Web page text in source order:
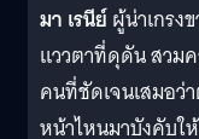
มา เรนีย์ผู้น่าเกร
แววตาที่ดุดัน สวม
คนที่ชัดเจนเสมอว่
หน้าไหนมาบังคับใ